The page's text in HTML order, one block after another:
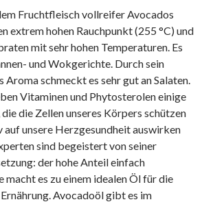
Fruchtfleisch vollreifer Avocados
extrem hohen Rauchpunkt (255 °C) und
mit sehr hohen Temperaturen. Es
und Wokgerichte. Durch sein
Aroma schmeckt es sehr gut an Salaten.
Vitaminen und Phytosterolen einige
die Zellen unseres Körpers schützen
unsere Herzgesundheit auswirken
sind begeistert von seiner
der hohe Anteil einfach
es zu einem idealen Öl für die
Avocadoöl gibt es im